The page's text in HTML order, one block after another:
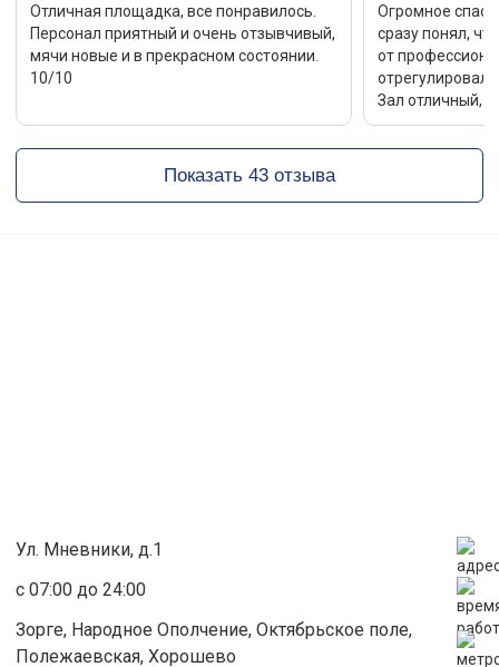
Бесплатная парковка - это очень удобно ;-)
Отличная площадка, все понравилось.
Персонал приятный и очень отзывчивый,
мячи новые и в прекрасном состоянии.
10/10
Огромное
сразу понял,
от
отрегулировал
Зал отличный,
Показать 43 отзыва
Ул. Мневники, д.1
с 07:00 до 24:00
Зорге, Народное Ополчение, Октябрьское поле,
Полежаевская, Хорошево